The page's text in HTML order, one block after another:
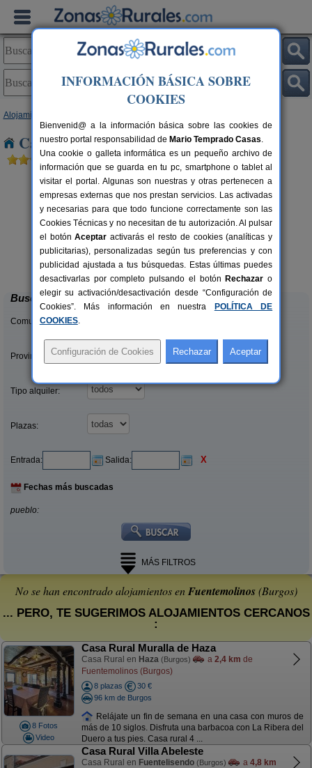
Alojamientos
Casas Rurales cerca de Fuentemolinos
4-10+1 pers.
desde21 €
La Morera de Agustina
Villanueva de Carazo (Burgos)
Buscar
Comunidades:
Provincias/Islas:
Tipo alquiler:
Plazas:
Entrada: Salida: X
Fechas más buscadas
pueblo:
MÁS FILTROS
No se han encontrado alojamientos enFuentemolinos(Burgos)
... PERO, TE SUGERIMOS ALOJAMIENTOS CERCANOS
:
8 Fotos
Video
Casa Rural Muralla de Haza
Casa Rural en Haza (Burgos) a 2,4 km de
Fuentemolinos (Burgos)
8 plazas
30 €
96 km de Burgos
Relájate un fin de semana en una casa con muros de
más de 10 siglos. Disfruta una barbacoa con La Ribera del
Duero a tus pies. Casa rural 4 ...
Casa Rural Villa Abeleste
Casa Rural en Fuentelisendo (Burgos) a 4,8 km
INFORMACIÓN BÁSICA SOBRE
COOKIES
Bienvenid@ a la información básica sobre las cookies de
nuestro portal responsabilidad de Mario Temprado Casas.
Una cookie o galleta informática es un pequeño archivo de
información que se guarda en tu pc, smartphone o tablet al
visitar el portal. Algunas son nuestras y otras pertenecen a
empresas externas que nos prestan servicios. Las activadas
y necesarias para que todo funcione correctamente son las
Cookies Técnicas y no necesitan de tu autorización. Al pulsar
el botónAceptar activarás el resto de cookies (analíticas y
publicitarias), personalizadas según tus preferencias y con
publicidad ajustada a tus búsquedas. Estas últimas puedes
desactivarlas por completo pulsando el botón Rechazar o
elegir su activación/desactivación desde “Configuración de
Cookies”. Más información en nuestra
POLÍTICA DE
COOKIES.